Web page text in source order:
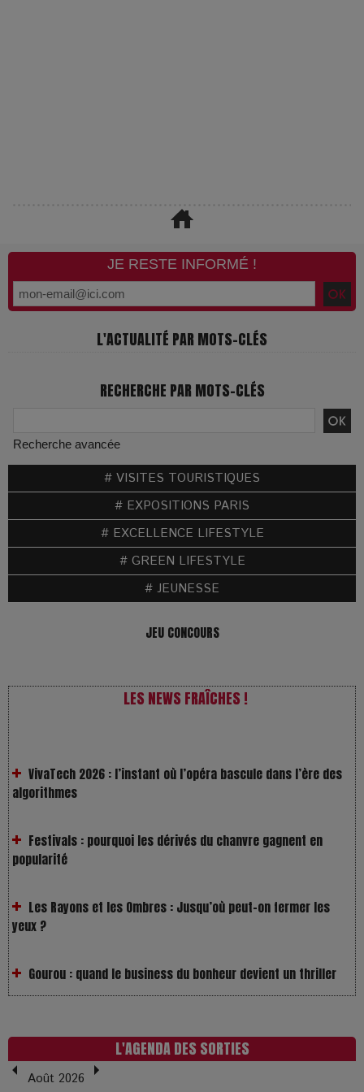
JE RESTE INFORMÉ !
L'ACTUALITÉ PAR MOTS-CLÉS
RECHERCHE PAR MOTS-CLÉS
Recherche avancée
# VISITES TOURISTIQUES
# EXPOSITIONS PARIS
# EXCELLENCE LIFESTYLE
# GREEN LIFESTYLE
# JEUNESSE
JEU CONCOURS
LES NEWS FRAÎCHES !
algorithmes
popularité
yeux ?
LOL 2.0 : aimer, grandir et se comprendre à l’ère des
L’Affaire Bojarski : entre faux billets et vraie tragédie
humaine
L'AGENDA DES SORTIES
Août 2026